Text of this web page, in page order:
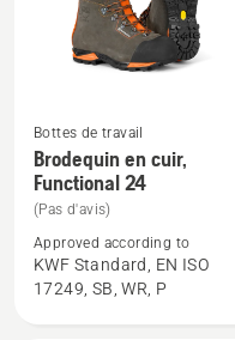
Voir
plus
de
détails
sur
Brodequin
Bottes de travail
Brodequin en cuir,
Functional 24
(Pas d'avis)
Approved according to
KWF Standard, EN ISO
17249, SB, WR, P